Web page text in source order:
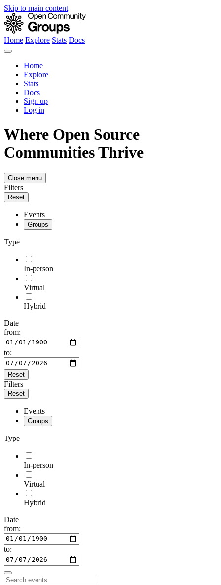
Skip to main content
Home Explore Stats Docs
Home
Explore
Stats
Docs
Sign up
Log in
Where Open Source
Communities Thrive
Close menu
Filters
Reset
Events
Groups
Type
In-person
Virtual
Hybrid
Date
from:
to:
Reset
Filters
Reset
Events
Groups
Type
In-person
Virtual
Hybrid
Date
from:
to: